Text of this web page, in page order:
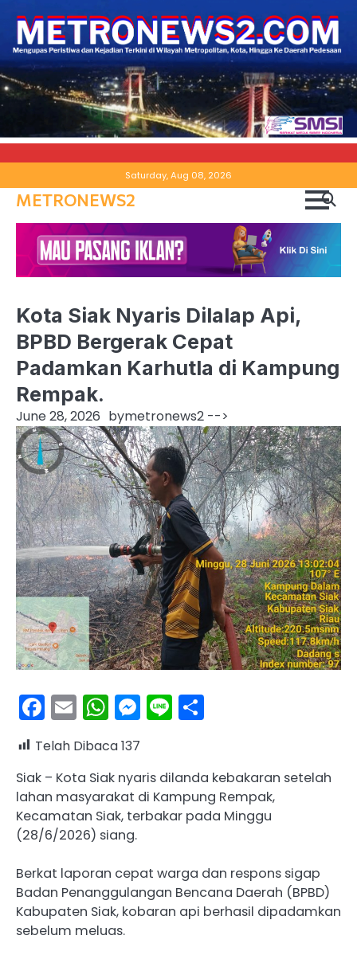
to
content
Saturday, Aug 08, 2026
METRONEWS2
Kota Siak Nyaris Dilalap Api,
BPBD Bergerak Cepat
Padamkan Karhutla di Kampung
Rempak.
June 28, 2026 bymetronews2 -->
Facebook
EmailWhatsApp
Messenger
Line
Telah Dibaca137
Siak – Kota Siak nyaris dilanda kebakaran setelah
lahan masyarakat di Kampung Rempak,
Kecamatan Siak, terbakar pada Minggu
(28/6/2026) siang.
Berkat laporan cepat warga dan respons sigap
Badan Penanggulangan Bencana Daerah (BPBD)
Kabupaten Siak, kobaran api berhasil dipadamkan
sebelum meluas.